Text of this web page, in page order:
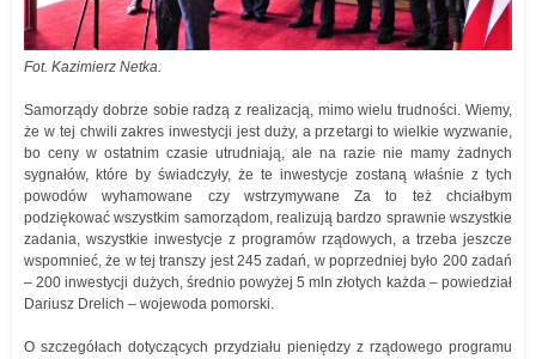
Fot. Kazimierz Netka.
Samorządy dobrze sobie radzą z realizacją, mimo wielu trudności. Wiemy,
że w tej chwili zakres inwestycji jest duży, a przetargi to wielkie wyzwanie,
bo ceny w ostatnim czasie utrudniają, ale na razie nie mamy żadnych
sygnałów, które by świadczyły, że te inwestycje zostaną właśnie z tych
powodów wyhamowane czy wstrzymywane Za to też chciałbym
podziękować wszystkim samorządom, realizują bardzo sprawnie wszystkie
zadania, wszystkie inwestycje z programów rządowych, a trzeba jeszcze
wspomnieć, że w tej transzy jest 245 zadań, w poprzedniej było 200 zadań
– 200 inwestycji dużych, średnio powyżej 5 mln złotych każda – powiedział
Dariusz Drelich – wojewoda pomorski.
O szczegółach dotyczących przydziału pieniędzy z rządowego programu